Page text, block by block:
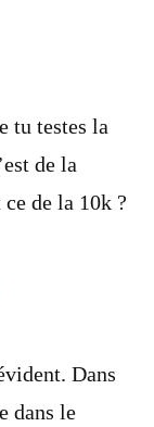
tu testes la
de la
de la 10k ?
Dans
dans le